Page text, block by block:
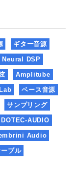
ギター音源
Neural DSP
Amplitube
ベース音源
サンプリング
DOTEC-AUDIO
Audio
ブル